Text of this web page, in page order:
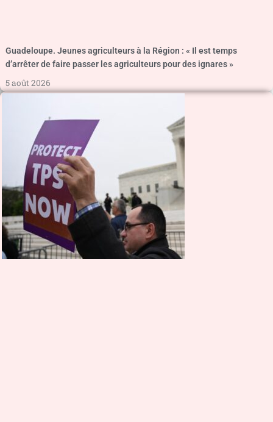
Guadeloupe. Jeunes agriculteurs à la Région : « Il est temps
d’arrêter de faire passer les agriculteurs pour des ignares »
5 août 2026